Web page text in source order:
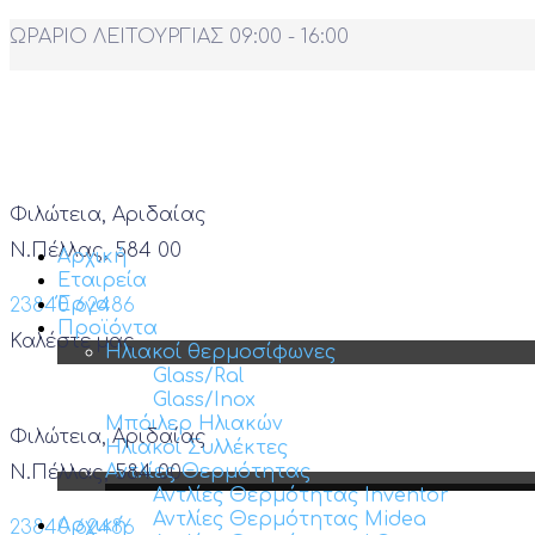
ΩΡΑΡΙΟ ΛΕΙΤΟΥΡΓΙΑΣ 09:00 - 16:00
Φιλώτεια, Αριδαίας
Ν.Πέλλας, 584 00
23840 62486
Καλέστε μας
Αρχική
Εταιρεία
Έργα
Προϊόντα
Ηλιακοί θερμοσίφωνες
Glass/Ral
Glass/Inox
Μπόιλερ Ηλιακών
Ηλιακοί Συλλέκτες
Αντλίες Θερμότητας
Αντλίες Θερμότητας Inventor
Αντλίες Θερμότητας Midea
Φιλώτεια, Αριδαίας
Ν.Πέλλας, 584 00
23840 62486
Αρχική